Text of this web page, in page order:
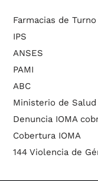
Farmacias de Turno
IPS
ANSES
PAMI
ABC
Ministerio de Salud
Denuncia IOMA
Cobertura IOMA
144 Violencia de